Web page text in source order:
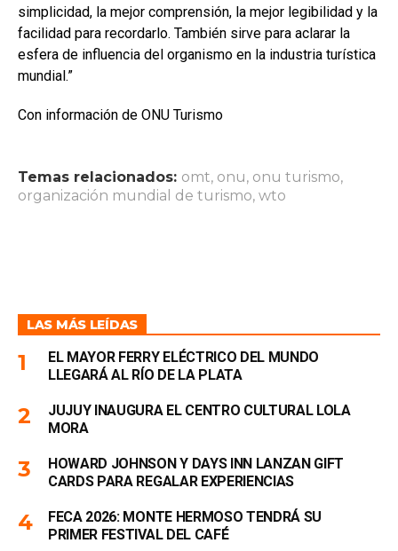
simplicidad, la mejor comprensión, la mejor legibilidad y la
facilidad para recordarlo. También sirve para aclarar la
esfera de influencia del organismo en la industria turística
mundial.”
Con información de ONU Turismo
Temas relacionados: omt, onu, onu turismo,
organización mundial de turismo, wto
LAS MÁS LEÍDAS
EL MAYOR FERRY ELÉCTRICO DEL MUNDO
LLEGARÁ AL RÍO DE LA PLATA
JUJUY INAUGURA EL CENTRO CULTURAL LOLA
MORA
HOWARD JOHNSON Y DAYS INN LANZAN GIFT
CARDS PARA REGALAR EXPERIENCIAS
FECA 2026: MONTE HERMOSO TENDRÁ SU
PRIMER FESTIVAL DEL CAFÉ